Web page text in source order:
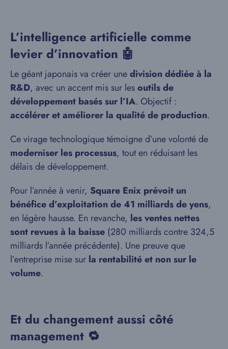
L’intelligence artificielle comme
levier d’innovation 🤖
Le géant japonais va créer unedivision dédiée à la
R&D, avec un accent mis sur lesoutils de
développement basés sur l’IA. Objectif :
accélérer et améliorer la qualité de production.
Ce virage technologique témoigne d’une volonté de
moderniser les processus, tout en réduisant les
délais de développement.
Pour l’année à venir, Square Enix prévoit un
bénéfice d’exploitation de 41 milliards de yens,
en légère hausse. En revanche, les ventes nettes
sont revues à la baisse (280 milliards contre 324,5
milliards l’année précédente). Une preuve que
l’entreprise mise sur la rentabilité et non sur le
volume.
Et du changement aussi côté
management 🔁